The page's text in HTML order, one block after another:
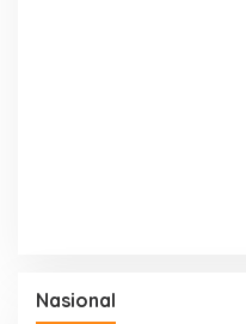
Nasional